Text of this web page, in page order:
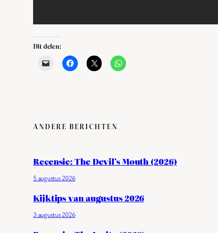
Dit delen:
ANDERE BERICHTEN
Recensie: The Devil’s Mouth (2026)
5 augustus 2026
Kijktips van augustus 2026
3 augustus 2026